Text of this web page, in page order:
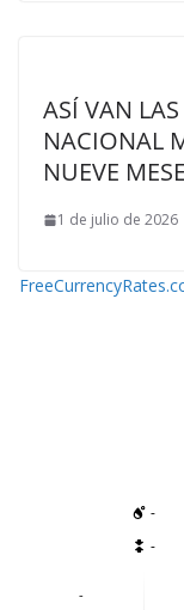
ASÍ VAN
NACIONAL
NUEVE
1 de julio de 2026
-
-
-